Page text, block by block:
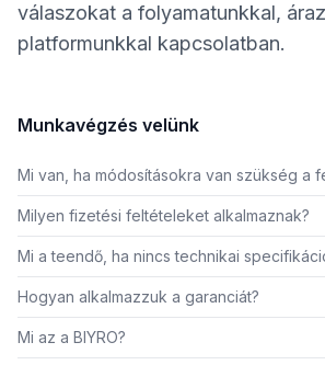
válaszokat a folyamatunkkal,
platformunkkal kapcsolatban.
Munkavégzés velünk
Mi van, ha módosításokra van szükség a
Milyen fizetési feltételeket alkalmaznak?
Mi a teendő, ha nincs technikai
Hogyan alkalmazzuk a garanciát?
Mi az a BIYRO?